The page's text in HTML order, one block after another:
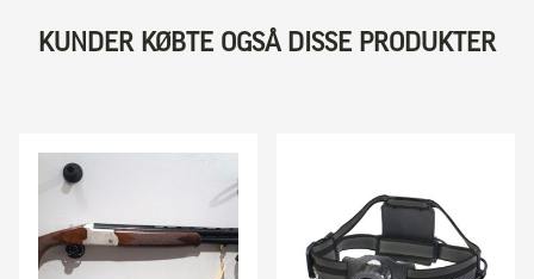
KUNDER KØBTE OGSÅ DISSE PRODUKTER